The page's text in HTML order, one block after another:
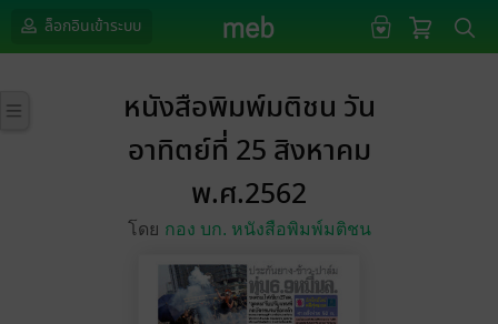
ล็อกอินเข้าระบบ
หนังสือพิมพ์มติชน วัน
อาทิตย์ที่ 25 สิงหาคม
พ.ศ.2562
โดย กอง บก. หนังสือพิมพ์มติชน